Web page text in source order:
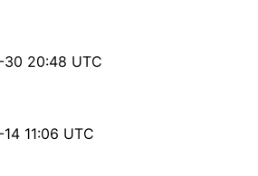
20:48 UTC
11:06 UTC